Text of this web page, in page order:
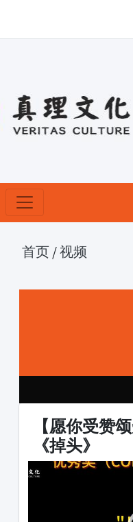
首页 /视频
【愿你受赞
《掉头》
Video